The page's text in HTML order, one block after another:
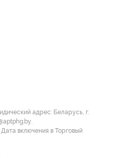
адрес: Беларусь, г.
включения в Торговый